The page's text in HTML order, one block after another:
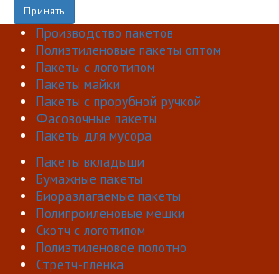
Принять
Производство пакетов
Полиэтиленовые пакеты оптом
Пакеты с логотипом
Пакеты майки
Пакеты с прорубной ручкой
Фасовочные пакеты
Пакеты для мусора
Пакеты вкладыши
Бумажные пакеты
Биоразлагаемые пакеты
Полипроиленовые мешки
Скотч с логотипом
Полиэтиленовое полотно
Стретч-плёнка